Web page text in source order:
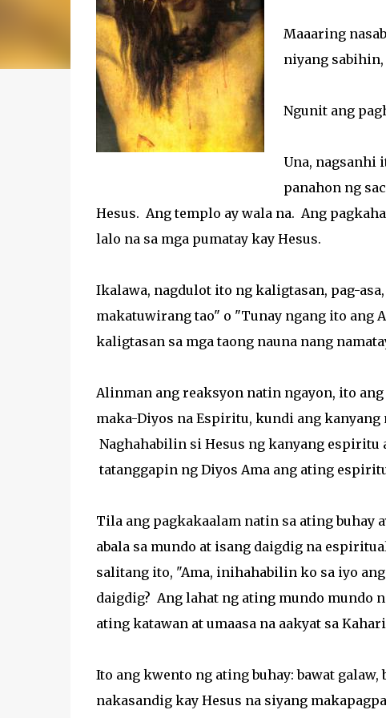
Maaaring
niyang
Ngunit ang
Una, nagsanhi
panahon ng
Hesus. Ang templo ay wala na. Ang
lalo na sa mga pumatay kay Hesus.
Ikalawa, nagdulot ito ng kaligtasan, pag-
makatuwirang tao" o "Tunay ngang ito ang
kaligtasan sa mga taong nauna nang
Alinman ang reaksyon natin ngayon, ito
maka-Diyos na Espiritu, kundi ang
Naghahabilin si Hesus ng kanyang espiritu
tatanggapin ng Diyos Ama ang ating
Tila ang pagkakaalam natin sa ating buhay
abala sa mundo at isang daigdig na
salitang ito, "Ama, inihahabilin ko sa iyo
daigdig? Ang lahat ng ating mundo mundo
ating katawan at umaasa na aakyat sa
Ito ang kwento ng ating buhay: bawat
nakasandig kay Hesus na siyang